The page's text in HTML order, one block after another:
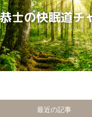
最近の記事